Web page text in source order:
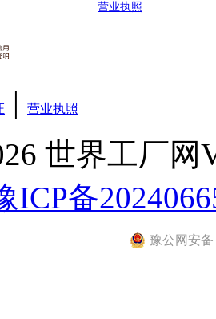
营业执照
| 营业执照
世界工厂网
ICP备
豫公网安备